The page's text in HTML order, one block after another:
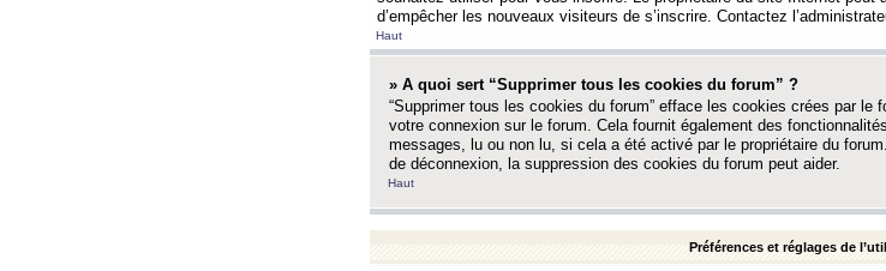
d’empêcher les nouveaux visiteurs de s’inscrire. Contactez
Haut
» A quoi sert “Supprimer tous les cookies du forum” ?
“Supprimer tous les cookies du forum” efface les cookies crées par le
votre connexion sur le forum. Cela fournit également des
messages, lu ou non lu, si cela a été activé par le propriétaire du
de déconnexion, la suppression des cookies du forum peut aider.
Haut
Préférences et réglages de